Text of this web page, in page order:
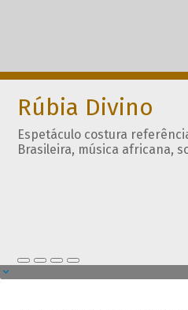
Rúbia Divino
Espetáculo costura
Brasileira, música africana,